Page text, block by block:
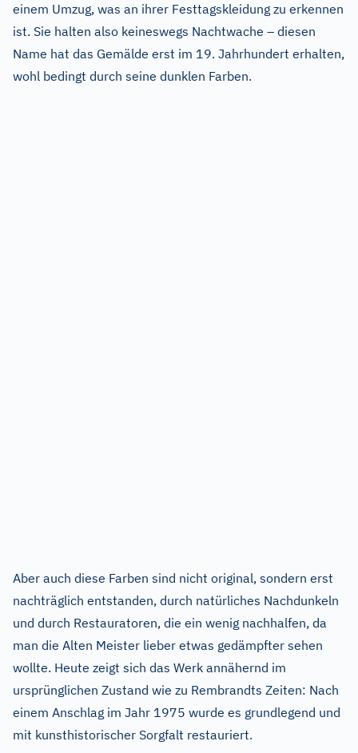
einem Umzug, was an ihrer Festtagskleidung zu erkennen
ist. Sie halten also keineswegs Nachtwache – diesen
Name hat das Gemälde erst im 19. Jahrhundert erhalten,
wohl bedingt durch seine dunklen Farben.
Aber auch diese Farben sind nicht original, sondern erst
nachträglich entstanden, durch natürliches Nachdunkeln
und durch Restauratoren, die ein wenig nachhalfen, da
man die Alten Meister lieber etwas gedämpfter sehen
wollte. Heute zeigt sich das Werk annähernd im
ursprünglichen Zustand wie zu Rembrandts Zeiten: Nach
einem Anschlag im Jahr 1975 wurde es grundlegend und
mit kunsthistorischer Sorgfalt restauriert.